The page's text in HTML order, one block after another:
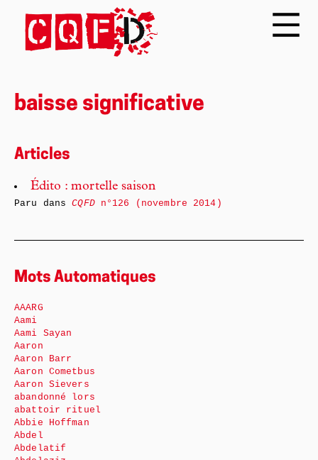
baisse significative
Articles
Édito : mortelle saison
Paru dansCQFDn°126 (novembre 2014)
Mots Automatiques
AAARG
Aami
Aami Sayan
Aaron
Aaron Barr
Aaron Cometbus
Aaron Sievers
abandonné lors
abattoir rituel
Abbie Hoffman
Abdel
Abdelatif